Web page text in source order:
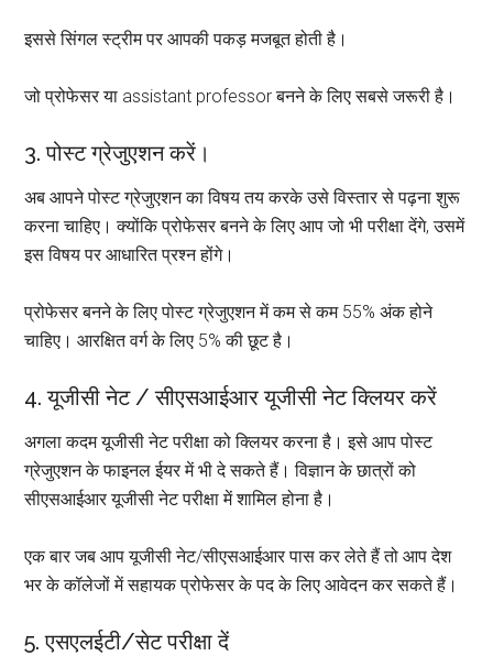
इससे सिंगल स्ट्रीम पर आपकी पकड़ मजबूत होती है।
जो प्रोफेसर या assistant professor बनने के लिए सबसे जरूरी है।
3. पोस्ट ग्रेजुएशन करें।
अब आपने पोस्ट ग्रेजुएशन का विषय तय करके उसे विस्तार से पढ़ना शुरू
करना चाहिए। क्योंकि प्रोफेसर बनने के लिए आप जो भी परीक्षा देंगे, उसमें
इस विषय पर आधारित प्रश्न होंगे।
प्रोफेसर बनने के लिए पोस्ट ग्रेजुएशन में कम से कम 55% अंक होने
चाहिए। आरक्षित वर्ग के लिए 5% की छूट है।
4. यूजीसी नेट / सीएसआईआर यूजीसी नेट क्लियर करें
अगला कदम यूजीसी नेट परीक्षा को क्लियर करना है। इसे आप पोस्ट
ग्रेजुएशन के फाइनल ईयर में भी दे सकते हैं। विज्ञान के छात्रों को
सीएसआईआर यूजीसी नेट परीक्षा में शामिल होना है।
एक बार जब आप यूजीसी नेट/सीएसआईआर पास कर लेते हैं तो आप देश
भर के कॉलेजों में सहायक प्रोफेसर के पद के लिए आवेदन कर सकते हैं।
5. एसएलईटी/सेट परीक्षा दें